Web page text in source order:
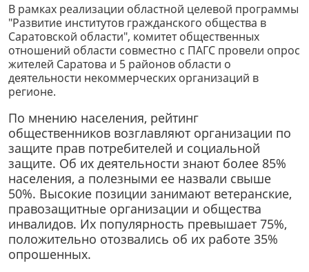
В рамках реализации областной целевой программы
"Развитие институтов гражданского общества в
Саратовской области", комитет общественных
отношений области совместно с ПАГС провели опрос
жителей Саратова и 5 районов области о
деятельности некоммерческих организаций в
регионе.
По мнению населения, рейтинг
общественников возглавляют организации по
защите прав потребителей и социальной
защите. Об их деятельности знают более 85%
населения, а полезными ее назвали свыше
50%. Высокие позиции занимают ветеранские,
правозащитные организации и общества
инвалидов. Их популярность превышает 75%,
положительно отозвались об их работе 35%
опрошенных.